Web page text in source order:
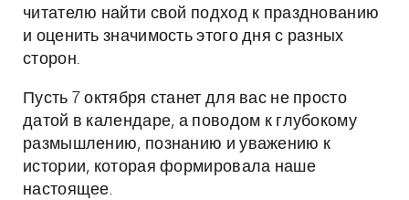
читателю найти свой подход к празднованию
и оценить значимость этого дня с разных
сторон.
Пусть 7 октября станет для вас не просто
датой в календаре, а поводом к глубокому
размышлению, познанию и уважению к
истории, которая формировала наше
настоящее.